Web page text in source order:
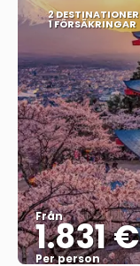
2 DESTINATIONER
1 FÖRSÄKRINGAR
Från
1.831 €
Per person